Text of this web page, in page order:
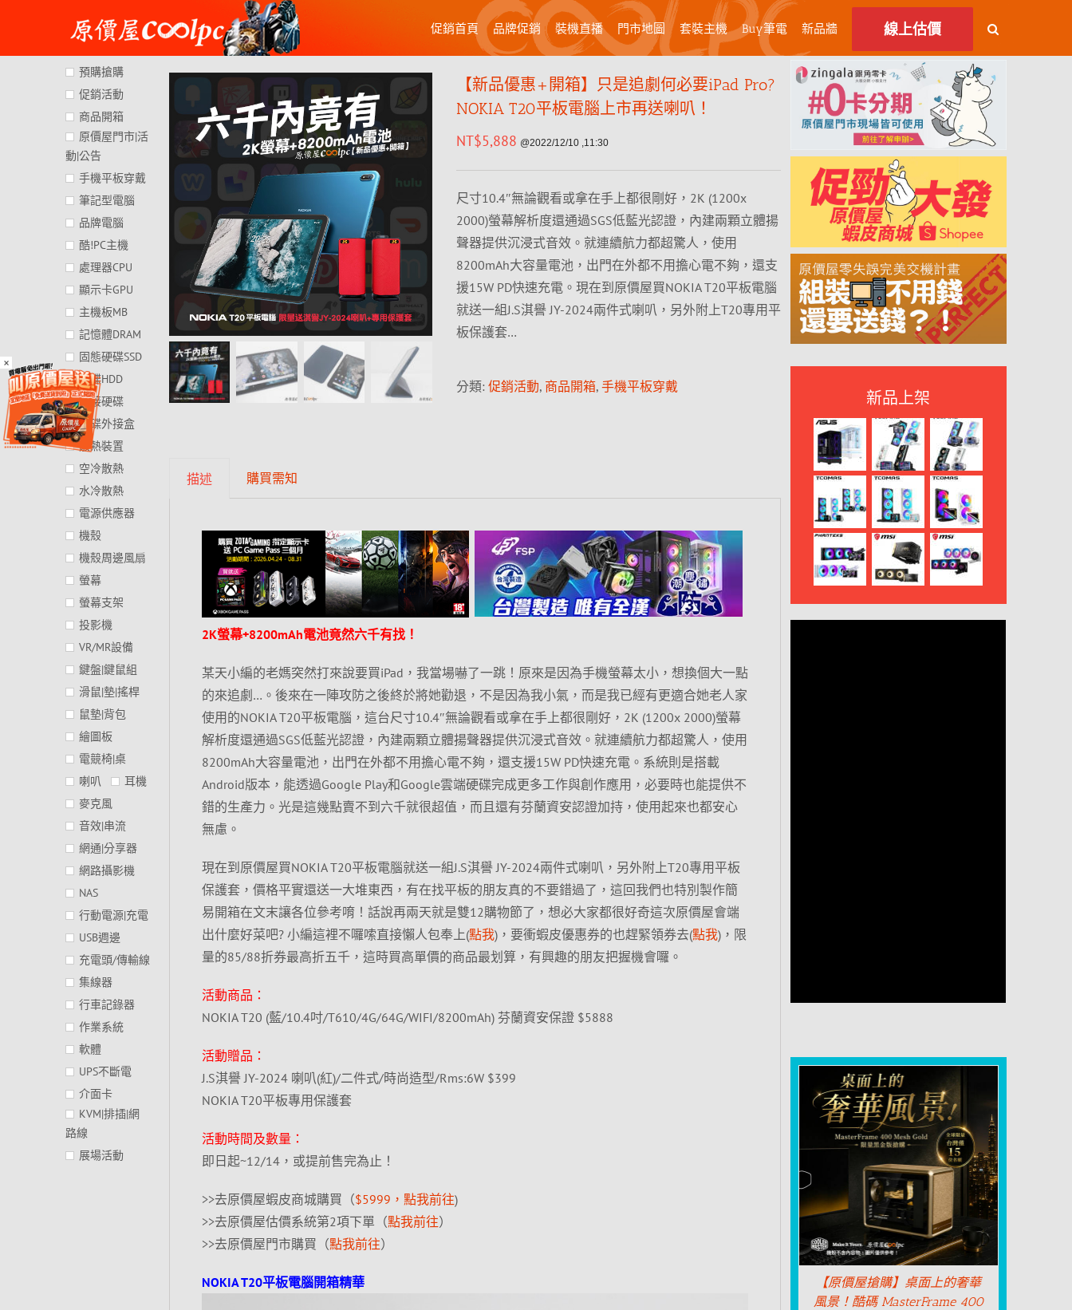
×
content
促銷首頁 品牌促銷 裝機直播 門市地圖 套裝主機 Buy筆電 新品牆 線上估價
【新品優惠+開箱】只是追劇何必要iPad Pro?
NOKIA T20平板電腦上市再送喇叭！
NT$5,888 @2022/12/10 ,11:30
尺寸10.4″無論觀看或拿在手上都很剛好，2K (1200x
2000)螢幕解析度還通過SGS低藍光認證，內建兩顆立體揚
聲器提供沉浸式音效。就連續航力都超驚人，使用
8200mAh大容量電池，出門在外都不用擔心電不夠，還支
援15W PD快速充電。現在到原價屋買NOKIA T20平板電腦
就送一組J.S淇譽 JY-2024兩件式喇叭，另外附上T20專用平
板保護套…
分類: 促銷活動, 商品開箱, 手機平板穿戴
描述 購買需知
2K螢幕+8200mAh電池竟然六千有找！
某天小編的老媽突然打來說要買iPad，我當場嚇了一跳！原來是因為手機螢幕太小，想換個大一點
的來追劇…。後來在一陣攻防之後終於將她勸退，不是因為我小氣，而是我已經有更適合她老人家
使用的NOKIA T20平板電腦，這台尺寸10.4″無論觀看或拿在手上都很剛好，2K (1200x 2000)螢幕
解析度還通過SGS低藍光認證，內建兩顆立體揚聲器提供沉浸式音效。就連續航力都超驚人，使用
8200mAh大容量電池，出門在外都不用擔心電不夠，還支援15W PD快速充電。系統則是搭載
Android版本，能透過Google Play和Google雲端硬碟完成更多工作與創作應用，必要時也能提供不
錯的生產力。光是這幾點賣不到六千就很超值，而且還有芬蘭資安認證加持，使用起來也都安心
無慮。
現在到原價屋買NOKIA T20平板電腦就送一組J.S淇譽 JY-2024兩件式喇叭，另外附上T20專用平板
保護套，價格平實還送一大堆東西，有在找平板的朋友真的不要錯過了，這回我們也特別製作簡
易開箱在文末讓各位參考唷！話說再兩天就是雙12購物節了，想必大家都很好奇這次原價屋會端
出什麼好菜吧? 小編這裡不囉嗦直接懶人包奉上(點我)，要衝蝦皮優惠券的也趕緊領券去(點我)，限
量的85/88折券最高折五千，這時買高單價的商品最划算，有興趣的朋友把握機會囉。
活動商品：
NOKIA T20 (藍/10.4吋/T610/4G/64G/WIFI/8200mAh) 芬蘭資安保證 $5888
活動贈品：
J.S淇譽 JY-2024 喇叭(紅)/二件式/時尚造型/Rms:6W $399
NOKIA T20平板專用保護套
活動時間及數量：
即日起~12/14，或提前售完為止！
>>去原價屋蝦皮商城購買（$5999，點我前往)
>>去原價屋估價系統第2項下單（點我前往）
>>去原價屋門市購買（點我前往）
NOKIA T20平板電腦開箱精華
預購搶購
促銷活動
商品開箱
原價屋門市|活
動|公告
手機平板穿戴
筆記型電腦
品牌電腦
酷!PC主機
處理器CPU
顯示卡GPU
主機板MB
記憶體DRAM
固態硬碟SSD
硬碟HDD
外接硬碟
硬碟外接盒
散熱裝置
空冷散熱
水冷散熱
電源供應器
機殼
機殼周邊風扇
螢幕
螢幕支架
投影機
VR/MR設備
鍵盤|鍵鼠組
滑鼠|墊|搖桿
鼠墊|背包
繪圖板
電競椅|桌
喇叭
耳機
麥克風
音效|串流
網通|分享器
網路攝影機
NAS
行動電源|充電
USB週邊
充電頭/傳輸線
集線器
行車記錄器
作業系統
軟體
UPS不斷電
介面卡
KVM|排插|網
路線
展場活動
新品上架
【原價屋搶購】桌面上的奢華
風景！酷碼 MasterFrame 400